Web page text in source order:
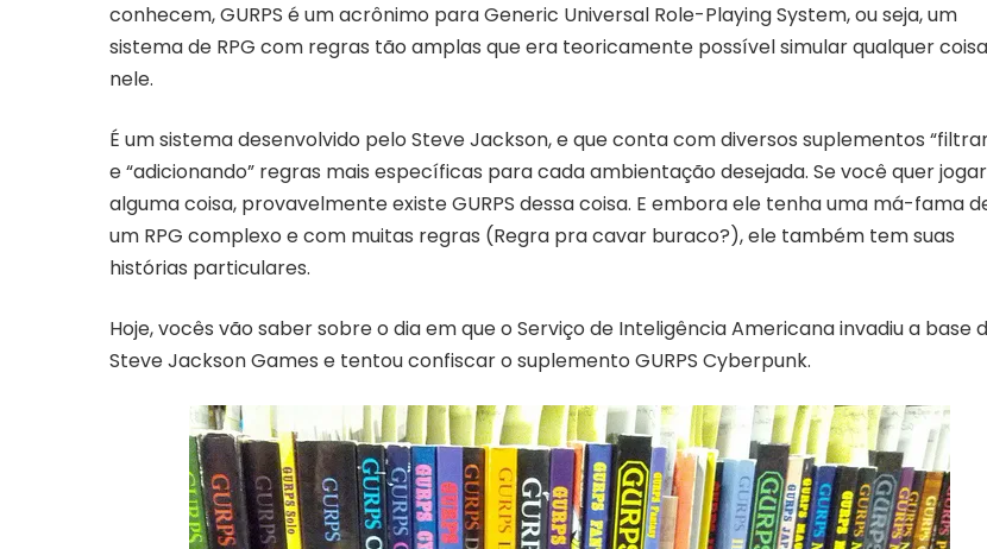
conhecem, GURPS é um acrônimo para Generic Universal Role-Playing System, ou seja, um
sistema de RPG com regras tão amplas que era teoricamente possível simular qualquer coisa
nele.
É um sistema desenvolvido pelo Steve Jackson, e que conta com diversos suplementos
e “adicionando” regras mais específicas para cada ambientação desejada. Se você quer jogar
alguma coisa, provavelmente existe GURPS dessa coisa. E embora ele tenha uma má-fama
um RPG complexo e com muitas regras (Regra pra cavar buraco?), ele também tem suas
histórias particulares.
Hoje, vocês vão saber sobre o dia em que o Serviço de Inteligência Americana invadiu a base
Steve Jackson Games e tentou confiscar o suplemento GURPS Cyberpunk.